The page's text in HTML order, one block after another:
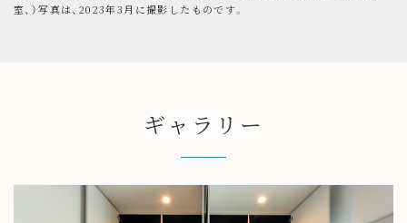
室、）写真は、2023年3月に撮影したものです。
ギャラリー